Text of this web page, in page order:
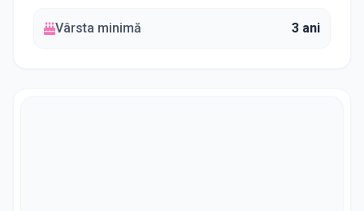
Vârsta minimă 3 ani